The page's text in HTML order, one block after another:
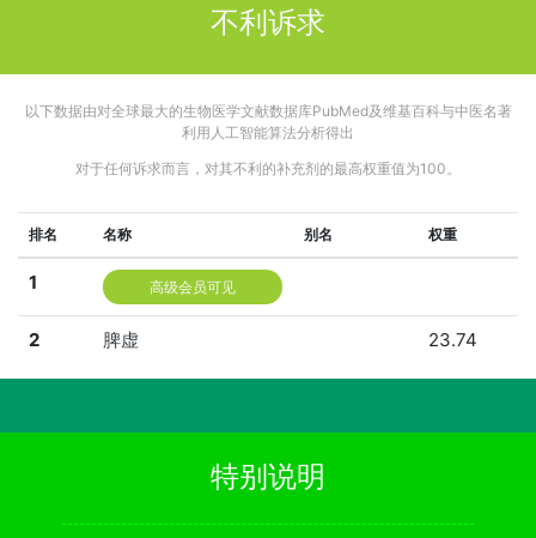
不利诉求
以下数据由对全球最大的生物医学文献数据库PubMed及维基百科与中医名著
利用人工智能算法分析得出
对于任何诉求而言，对其不利的补充剂的最高权重值为100。
排名 名称 别名 权重
1 高级会员可见
2 脾虚 23.74
特别说明